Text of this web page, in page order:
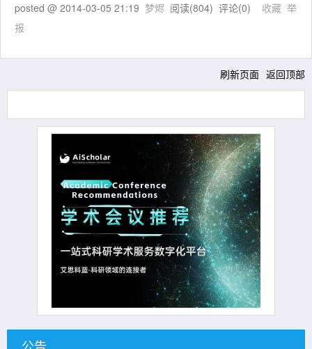
posted @ 2014-03-05 21:19 梦烬 阅读(804) 评论(0) 收藏 举
报
刷新页面 返回顶部